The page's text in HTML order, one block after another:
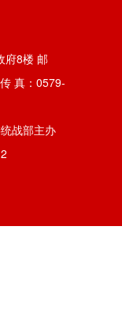
府8楼 邮
真：0579-
战部主办